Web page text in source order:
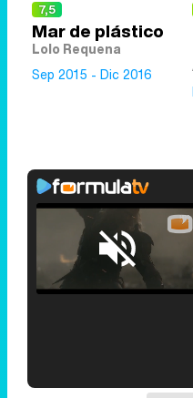
7,5
Mar de plástico
Lolo Requena
Sep 2015 - Dic 2016
Unmute
Loaded
29.30%